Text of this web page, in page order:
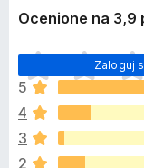
easy reading.
🟉 Stylish Themes:
system fonts and
🟉 Audible Text:
text-to-speech
🟉 Syntax Support:
and video display.
🟉 Export Options:
Ocenione na
Zaloguj
N
i
e
m
a
5
4
3
2